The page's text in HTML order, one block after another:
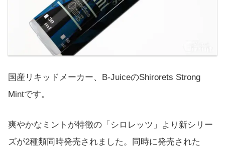
国産リキッドメーカー、B-JuiceのShirorets Strong
Mintです。
爽やかなミントが特徴の「シロレッツ」より新シリー
ズが2種類同時発売されました。同時に発売された